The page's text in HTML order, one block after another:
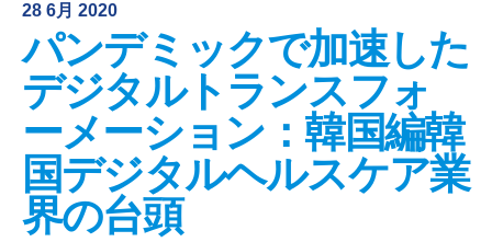
28 6月 2020
パンデミックで加速した
デジタルトランスフォ
ーメーション：韓国編韓
国デジタルヘルスケア業
界の台頭